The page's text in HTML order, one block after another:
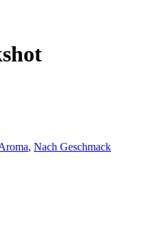
, Nach Geschmack